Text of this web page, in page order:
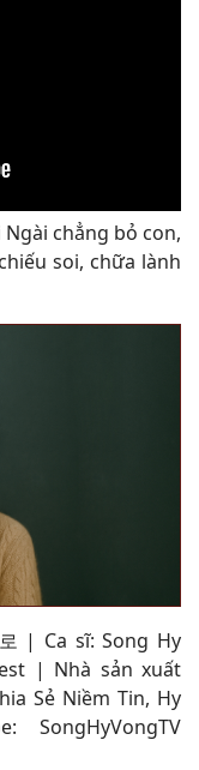
chẳng bỏ con,
soi, chữa lành
| Ca sĩ: Song Hy
| Nhà sản xuất
Sẻ Niềm Tin, Hy